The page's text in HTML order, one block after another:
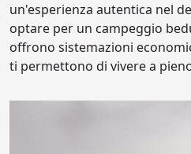
un'esperienza autentica nel
optare per un campeggio
offrono sistemazioni
ti permettono di vivere a